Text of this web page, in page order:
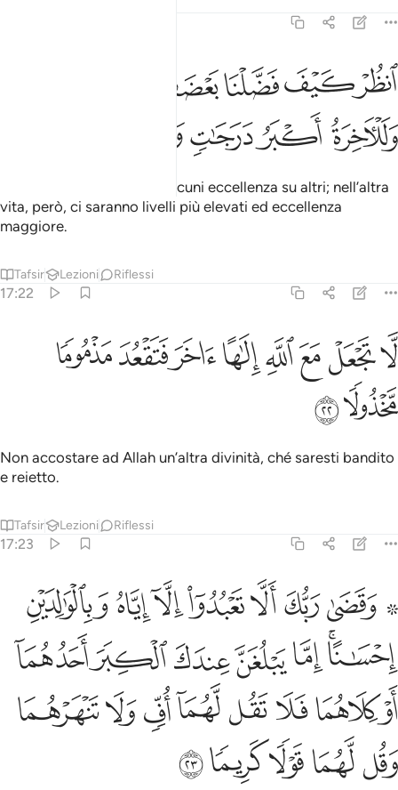
انظر كيف فضلنا بعضهم على بعض وللاخرة اكبر درجات واكبر تفضيلا ٢١
ٱنظُرْ كَيْفَ فَضَّلْنَا بَعْضَهُمْ عَلَىٰ بَعْضٍۢ ۚ وَلَلْـَٔاخِرَةُ أَكْبَرُ دَرَجَـٰتٍۢ وَأَكْبَرُ
ﱯﱰﱱﱲ
ﱶﱷﱸﱹ
Osserva come diamo ad alcuni eccellenza su altri; nell’altra
vita, però, ci saranno livelli più elevati ed eccellenza
maggiore.
Tafsir Lezioni Riflessi
17:22
لا تجعل مع الله الاها اخر فتقعد مذموما مخذولا ٢٢
لَّا تَجْعَلْ مَعَ ٱللَّهِ إِلَـٰهًا ءَاخَرَ فَتَقْعُدَ مَذْمُومًۭا مَّخْذُولًۭا ٢٢
ﱼﱽﱾﱿﲀﲁﲂﲃ
ﲄﲅ
Non accostare ad Allah un’altra divinità, ché saresti bandito
e reietto.
Tafsir Lezioni Riflessi
17:23
۞ وقضى ربك الا تعبدوا الا اياه وبالوالدين احسانا اما يبلغن عندك
۞ وَقَضَىٰ رَبُّكَ أَلَّا تَعْبُدُوٓا۟ إِلَّآ إِيَّاهُ وَبِٱلْوَٰلِدَيْنِ إِحْسَـٰنًا ۚ إِمَّا يَبْلُغَنَّ
ﲆ ﲇﲈﲉﲊﲋﲌﲍ
ﲎﲏﲐﲑﲒﲓﲔ
ﲕﲖﲗﲘﲙﲚﲛﲜ
ﲝﲞﲟ ﲠﲡ